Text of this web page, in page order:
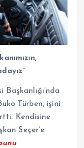
Türben, işini
Kendisine
Seçer’e